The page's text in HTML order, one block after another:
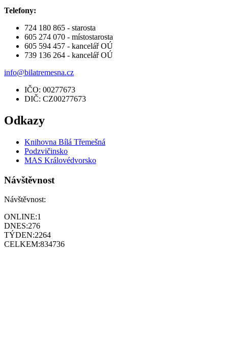
Telefony:
724 180 865 - starosta
605 274 070 - místostarosta
605 594 457 - kancelář OÚ
739 136 264 - kancelář OÚ
info@bilatremesna.cz
IČO: 00277673
DIČ: CZ00277673
Odkazy
Knihovna Bílá Třemešná
Podzvičinsko
MAS Královédvorsko
Návštěvnost
Návštěvnost:
ONLINE:1
DNES:276
TÝDEN:2264
CELKEM:834736